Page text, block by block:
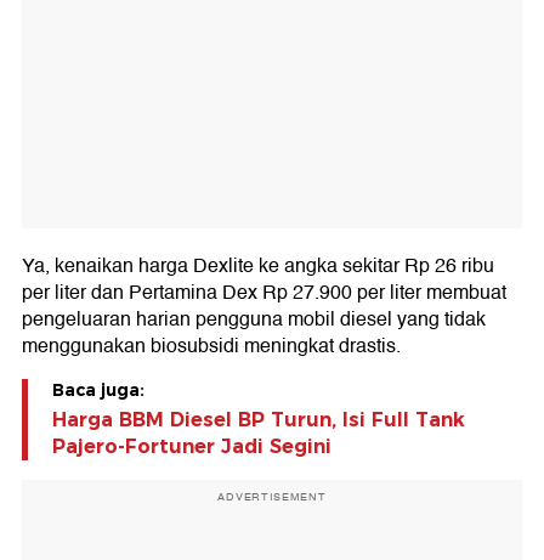
Ya, kenaikan harga Dexlite ke angka sekitar Rp 26 ribu
per liter dan Pertamina Dex Rp 27.900 per liter membuat
pengeluaran harian pengguna mobil diesel yang tidak
menggunakan biosubsidi meningkat drastis.
Baca juga:
Harga BBM Diesel BP Turun, Isi Full Tank
Pajero-Fortuner Jadi Segini
ADVERTISEMENT